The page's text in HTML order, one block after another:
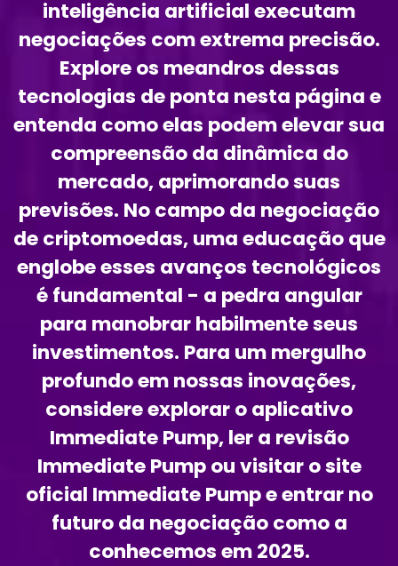
inteligência artificial executam
negociações com extrema precisão.
Explore os meandros dessas
tecnologias de ponta nesta página e
entenda como elas podem elevar sua
compreensão da dinâmica do
mercado, aprimorando suas
previsões. No campo da negociação
de criptomoedas, uma educação que
englobe esses avanços tecnológicos
é fundamental - a pedra angular
para manobrar habilmente seus
investimentos. Para um mergulho
profundo em nossas inovações,
considere explorar o aplicativo
Immediate Pump, ler a revisão
Immediate Pump ou visitar o site
oficial Immediate Pump e entrar no
futuro da negociação como a
conhecemos em 2025.